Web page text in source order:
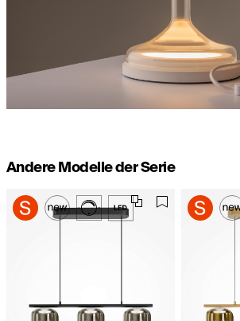
Andere Modelle der Serie